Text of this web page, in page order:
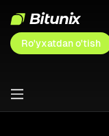
Ro'yxatdan o'tish